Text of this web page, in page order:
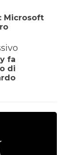
Microsoft
fa
di